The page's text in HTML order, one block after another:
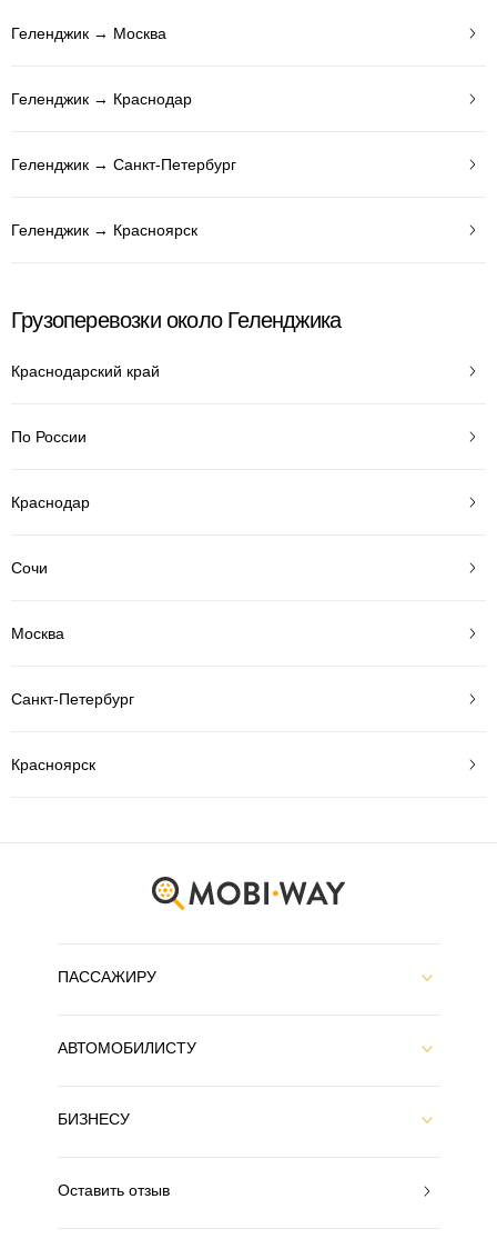
Геленджик → Москва
Геленджик → Краснодар
Геленджик → Санкт-Петербург
Геленджик → Красноярск
Грузоперевозки около Геленджика
Краснодарский край
По России
Краснодар
Сочи
Москва
Санкт-Петербург
Красноярск
ПАССАЖИРУ
АВТОМОБИЛИСТУ
БИЗНЕСУ
Оставить отзыв